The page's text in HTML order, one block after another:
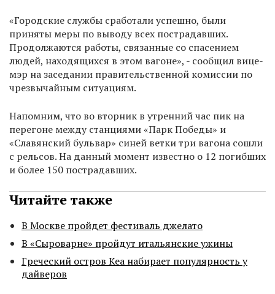
«Городские службы сработали успешно, были
приняты меры по выводу всех пострадавших.
Продолжаются работы, связанные со спасением
людей, находящихся в этом вагоне», - сообщил вице-
мэр на заседании правительственной комиссии по
чрезвычайным ситуациям.
Напомним, что во вторник в утренний час пик на
перегоне между станциями «Парк Победы» и
«Славянский бульвар» синей ветки три вагона сошли
с рельсов. На данный момент известно о 12 погибших
и более 150 пострадавших.
Читайте также
В Москве пройдет фестиваль джелато
В «Сыроварне» пройдут итальянские ужины
Греческий остров Кеа набирает популярность у
дайверов